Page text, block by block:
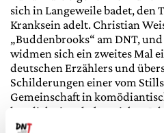
sich in Langeweile badet, den
Kranksein adelt. Christian
„Buddenbrooks“ am DNT,
widmen sich ein zweites Mal
deutschen Erzählers und
Schilderungen einer vom
Gemeinschaft in
herzlich eingeladen, sieben
Schweizer Höhenluft zu